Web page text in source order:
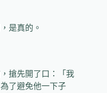
是真的。
搶先開了口：「我
了避免他一下子